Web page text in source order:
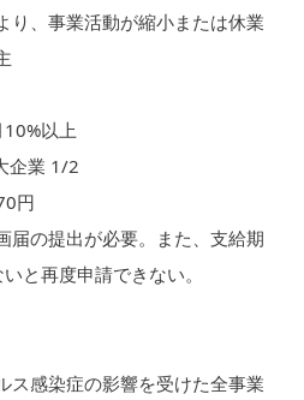
り、事業活動が縮小または休業
以上
企業 1/2
円
届の提出が必要。また、支給期
と再度申請できない。
ス感染症の影響を受けた全事業